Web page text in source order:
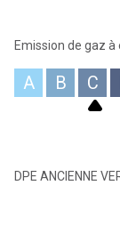
Emission de gaz
A B C
DPE ANCIENNE